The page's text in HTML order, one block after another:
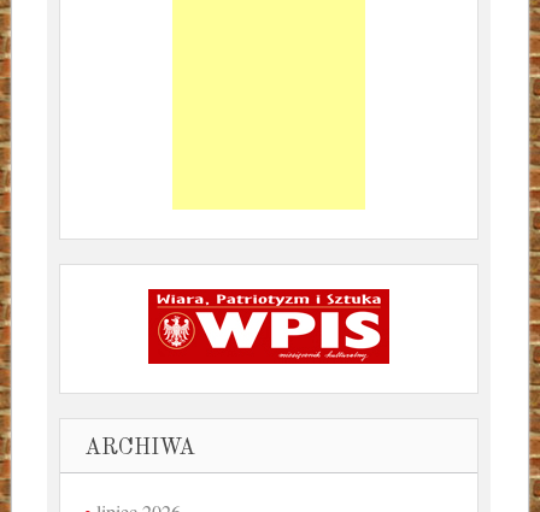
ARCHIWA